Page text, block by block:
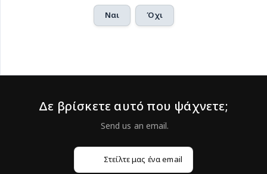
Ναι Όχι
Δε βρίσκετε αυτό που ψάχνετε;
Στείλτε μας ένα email